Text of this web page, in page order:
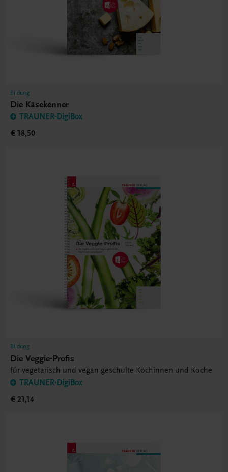
Bildung
Die Käsekenner
TRAUNER-DigiBox
€ 18,50
Bildung
Die Veggie-Profis
für vegetarisch und vegan geschulte Köchinnen und Köche
TRAUNER-DigiBox
€ 21,14